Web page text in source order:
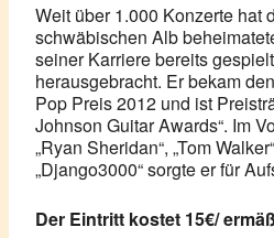
Weit über 1.000 Konzerte hat
schwäbischen Alb
seiner Karriere bereits
herausgebracht. Er bekam
Pop Preis 2012 und ist
Johnson Guitar Awards“. Im
„Ryan Sheridan“, „Tom
„Django3000“ sorgte er für
Der Eintritt kostet 15€/